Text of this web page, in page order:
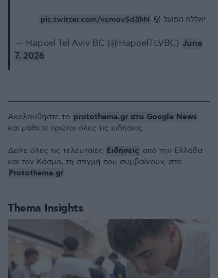
יאללה הפועל 👹 pic.twitter.com/vcmovSd3hN
— Hapoel Tel Aviv BC (@HapoelTLVBC) June
7, 2026
Thema Insights
Ακολουθήστε το protothema.gr στο Google News
και μάθετε πρώτοι όλες τις ειδήσεις
Δείτε όλες τις τελευταίες Ειδήσεις από την Ελλάδα
και τον Κόσμο, τη στιγμή που συμβαίνουν, στο
Protothema.gr